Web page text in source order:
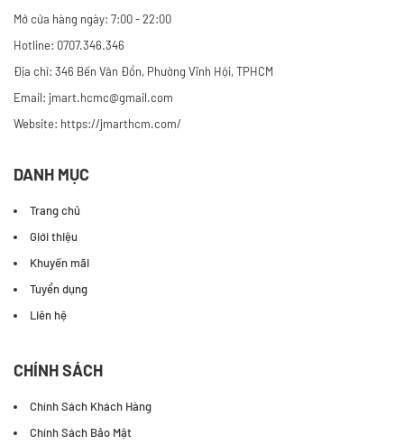
Mở cửa hàng ngày: 7:00 - 22:00
Hotline: 0707.346.346
Địa chỉ: 346 Bến Vân Đồn, Phường Vĩnh Hội, TPHCM
Email: jmart.hcmc@gmail.com
Website: https://jmarthcm.com/
DANH MỤC
Trang chủ
Giới thiệu
Khuyến mãi
Tuyển dụng
Liên hệ
CHÍNH SÁCH
Chính Sách Khách Hàng
Chính Sách Bảo Mật